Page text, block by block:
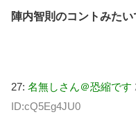
陣内智則のコントみた
27: 名無しさん＠恐縮です
ID:cQ5Eg4JU0